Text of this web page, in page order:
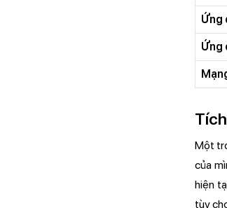
Ứng
Ứng
Một
của
hiện
tùy